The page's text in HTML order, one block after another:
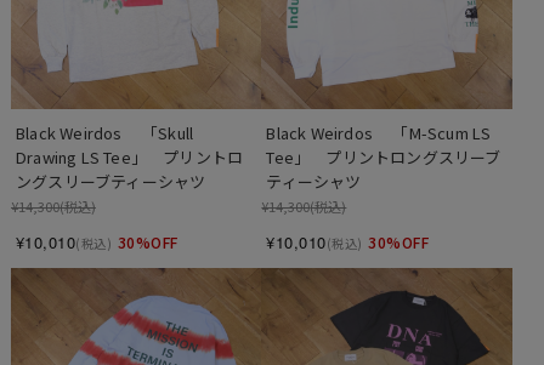
Black Weirdos 　「Skull
Drawing LS Tee」　プリントロ
ングスリーブティーシャツ
¥14,300(税込)
¥10,010(税込) 30%OFF
Black Weirdos 　「M-Scum LS
Tee」　プリントロングスリーブ
ティーシャツ
¥14,300(税込)
¥10,010(税込) 30%OFF